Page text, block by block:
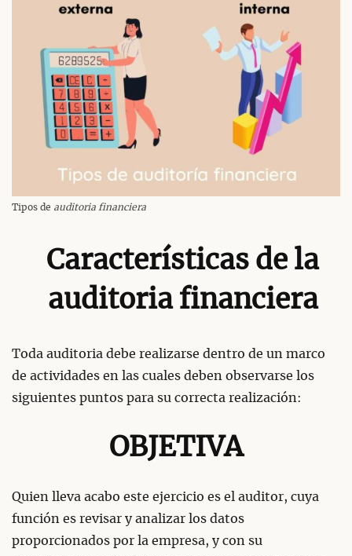
Tipos de auditoria financiera
Características de la
auditoria financiera
Toda auditoria debe realizarse dentro de un marco
de actividades en las cuales deben observarse los
siguientes puntos para su correcta realización:
OBJETIVA
Quien lleva acabo este ejercicio es el auditor, cuya
función es revisar y analizar los datos
proporcionados por la empresa, y con su